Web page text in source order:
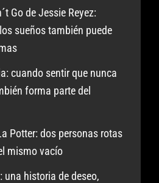
Go de Jessie Reyez:
sueños también puede
cuando sentir que nunca
forma parte del
Potter: dos personas rotas
mismo vacío
una historia de deseo,